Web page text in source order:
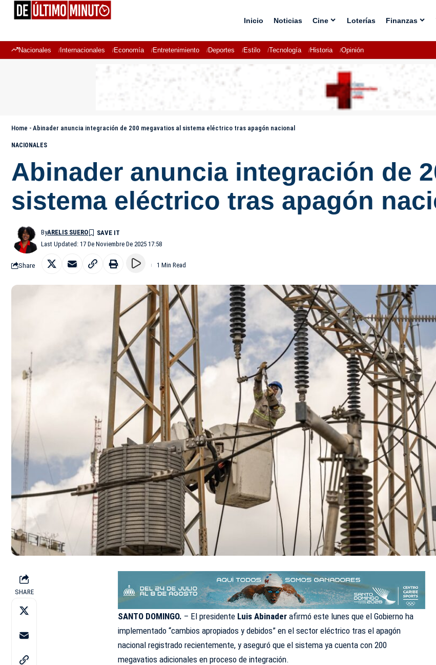
Inicio Noticias Cine Loterías Finanzas
Nacionales Internacionales Economía Entretenimiento Deportes Estilo Tecnología Historia Opinión
Home - Abinader anuncia integración de 200 megavatios al sistema eléctrico tras apagón nacional
NACIONALES
Abinader anuncia integración de
sistema eléctrico tras apagón
Last Updated: 17 De Noviembre De 2025 17:58
ByARELIS SUERO
Share 1 Min Read
SHARE
SANTO DOMINGO. – El presidente Luis Abinader afirmó este lunes que el Gobierno ha
implementado “cambios apropiados y debidos” en el sector eléctrico tras el apagón
nacional registrado recientemente, y aseguró que el sistema ya cuenta con 200
megavatios adicionales en proceso de integración.